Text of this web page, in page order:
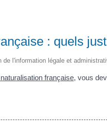
: quels
de l'information légale et
française, vous